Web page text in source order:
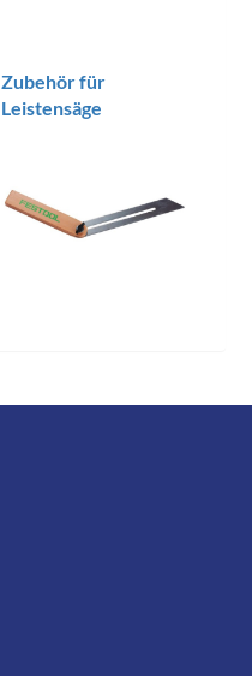
Zubehör für
Leistensäge